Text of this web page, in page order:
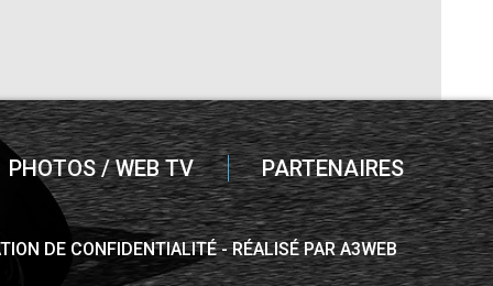
PHOTOS / WEB TV PARTENAIRES
DE CONFIDENTIALITÉ RÉALISÉ PAR A3WEB